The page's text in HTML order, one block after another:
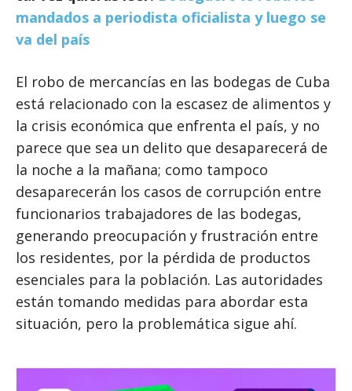
mandados a periodista oficialista y luego se
va del país
El robo de mercancías en las bodegas de Cuba
está relacionado con la escasez de alimentos y
la crisis económica que enfrenta el país, y no
parece que sea un delito que desaparecerá de
la noche a la mañana; como tampoco
desaparecerán los casos de corrupción entre
funcionarios trabajadores de las bodegas,
generando preocupación y frustración entre
los residentes, por la pérdida de productos
esenciales para la población. Las autoridades
están tomando medidas para abordar esta
situación, pero la problemática sigue ahí.